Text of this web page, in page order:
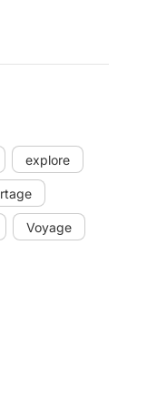
explore
Voyage